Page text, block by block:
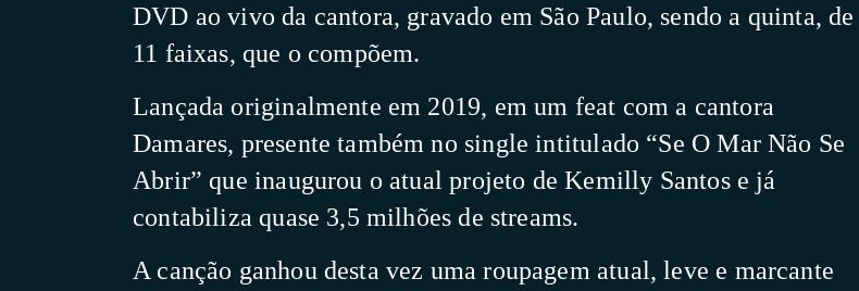
DVD ao vivo da cantora, gravado em São Paulo, sendo a quinta, de
11 faixas, que o compõem.
Lançada originalmente em 2019, em um feat com a cantora
Damares, presente também no single intitulado “Se O Mar Não Se
Abrir” que inaugurou o atual projeto de Kemilly Santos e já
contabiliza quase 3,5 milhões de streams.
A canção ganhou desta vez uma roupagem atual, leve e marcante